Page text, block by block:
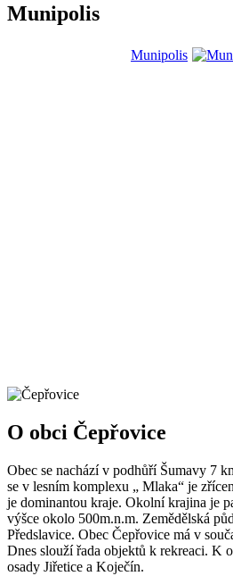
Munipolis
Munipolis
O obci Čepřovice
Obec se nachází v podhůří Šumavy 7
se v lesním komplexu „ Mlaka“ je
je dominantou kraje. Okolní krajina je
výšce okolo 500m.n.m. Zemědělská
Předslavice. Obec Čepřovice má v
Dnes slouží řada objektů k rekreaci. K
osady Jiřetice a Koječín.